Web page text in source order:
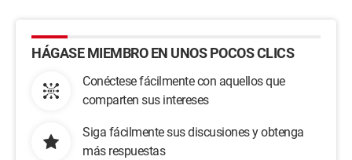
HÁGASE MIEMBRO EN UNOS POCOS CLICS
Conéctese fácilmente con aquellos que
comparten sus intereses
Siga fácilmente sus discusiones y obtenga
más respuestas